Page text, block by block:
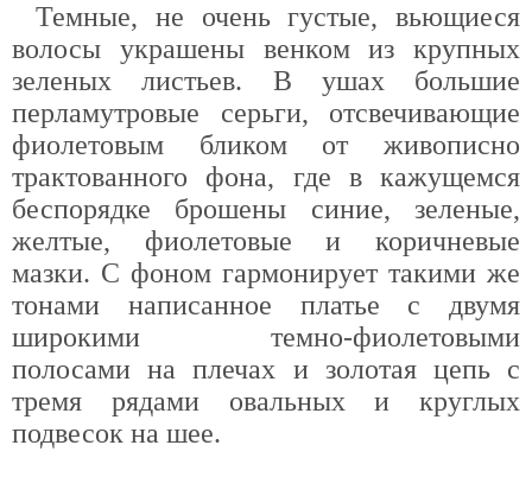
Темные, не очень густые, вьющиеся
волосы украшены венком из крупных
зеленых листьев. В ушах большие
перламутровые серьги, отсвечивающие
фиолетовым бликом от живописно
трактованного фона, где в кажущемся
беспорядке брошены синие, зеленые,
желтые, фиолетовые и коричневые
мазки. С фоном гармонирует такими же
тонами написанное платье с двумя
широкими темно-фиолетовыми
полосами на плечах и золотая цепь с
тремя рядами овальных и круглых
подвесок на шее.